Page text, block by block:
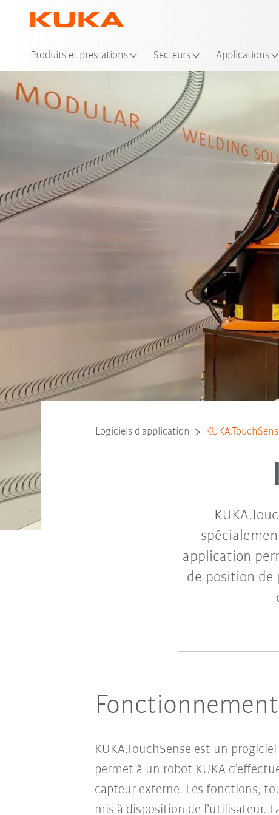
Produits et prestations Secteurs Applications
Logiciels d'application
application
de position de
KUKA.TouchSense est un
permet à un robot KUKA
capteur externe. Les fonctions,
mis à disposition de l’utilisateur.